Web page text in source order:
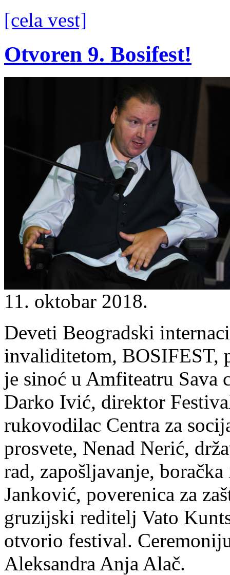
[cela vest]
Otvoren 9. Bosifest!
11. oktobar 2018.
Deveti Beogradski
invaliditetom, BOSIFEST,
je sinoć u Amfiteatru Sava
Darko Ivić, direktor
rukovodilac Centra za
prosvete, Nenad Nerić,
rad, zapošljavanje,
Janković, poverenica za
gruzijski reditelj Vato
otvorio festival.
Aleksandra Anja Alač.